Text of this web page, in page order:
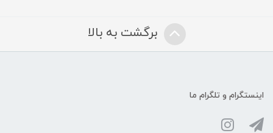
برگشت به بالا
اینستگرام و تلگرام ما